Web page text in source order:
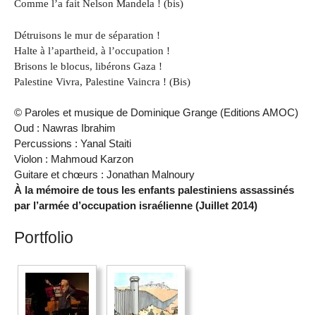
Comme l’a fait Nelson Mandela ! (bis)
Détruisons le mur de séparation !
Halte à l’apartheid, à l’occupation !
Brisons le blocus, libérons Gaza !
Palestine Vivra, Palestine Vaincra ! (Bis)
© Paroles et musique de Dominique Grange (Editions AMOC)
Oud : Nawras Ibrahim
Percussions : Yanal Staiti
Violon : Mahmoud Karzon
Guitare et chœurs : Jonathan Malnoury
À la mémoire de tous les enfants palestiniens assassinés
par l’armée d’occupation israélienne (Juillet 2014)
Portfolio